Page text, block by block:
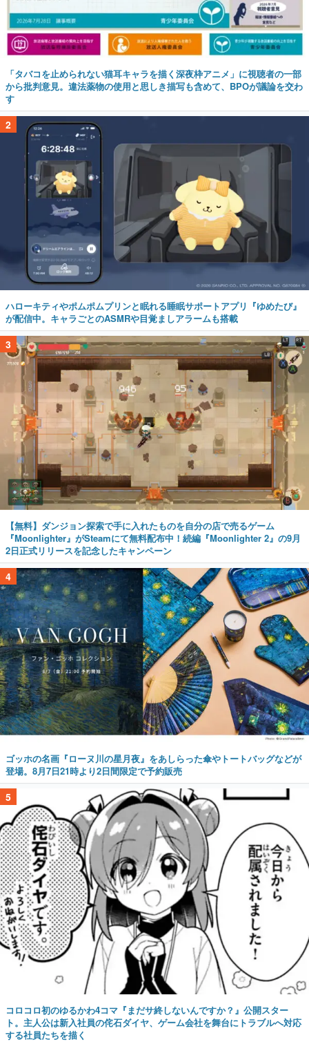
「タバコを止められない猫耳キャラを描く深夜枠アニメ」に視聴者の一部
から批判意見。違法薬物の使用と思しき描写も含めて、BPOが議論を交わ
す
2
ハローキティやポムポムプリンと眠れる睡眠サポートアプリ『ゆめたび』
が配信中。キャラごとのASMRや目覚ましアラームも搭載
3
【無料】ダンジョン探索で手に入れたものを自分の店で売るゲーム
『Moonlighter』がSteamにて無料配布中！続編『Moonlighter 2』の9月
2日正式リリースを記念したキャンペーン
4
ゴッホの名画『ローヌ川の星月夜』をあしらった傘やトートバッグなどが
登場。8月7日21時より2日間限定で予約販売
5
コロコロ初のゆるかわ4コマ『まだサ終しないんですか？』公開スター
ト。主人公は新入社員の侘石ダイヤ、ゲーム会社を舞台にトラブルへ対応
する社員たちを描く